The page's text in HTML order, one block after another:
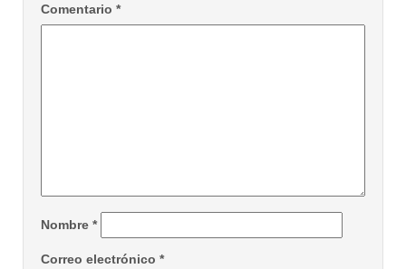
Comentario *
Nombre *
Correo electrónico *